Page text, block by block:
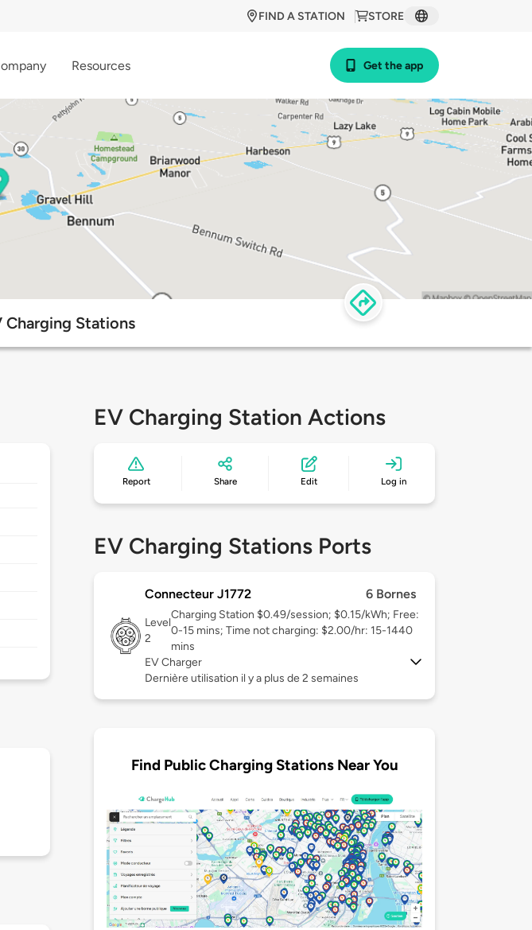
STORE
FIND A STATION
Resources Get the app
Stations
EV Charging Station Actions
Report Share Edit Log in
EV Charging Stations Ports
Connecteur J1772 6 Bornes
Level
2
Charging Station $0.49/session; $0.15/kWh; Free:
0-15 mins; Time not charging: $2.00/hr: 15-1440
mins
EV Charger
Dernière utilisation il y a plus de 2 semaines
Find Public Charging Stations Near You